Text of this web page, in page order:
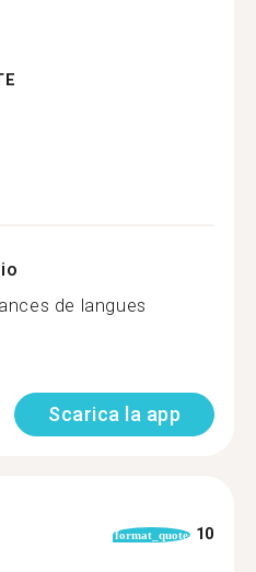
de langues
Scarica la app
format_quote 10